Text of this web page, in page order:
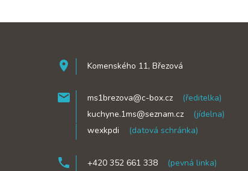
room Komenského 11, Březová
mail ms1brezova@c-box.cz (ředitelka)
kuchyne.1ms@seznam.cz (jídelna)
wexkpdi (datová schránka)
phone +420 352 661 338 (pevná linka)